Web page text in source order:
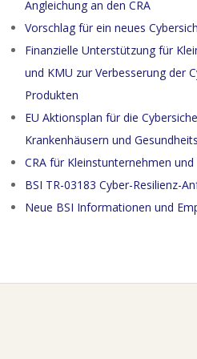
Angleichung an den CRA
Vorschlag für ein neues
Finanzielle Unterstützung für
und KMU zur Verbesserung der
Produkten
EU Aktionsplan für die
Krankenhäusern und
CRA für Kleinstunternehmen und
BSI TR-03183 Cyber-Resilienz-
Neue BSI Informationen und